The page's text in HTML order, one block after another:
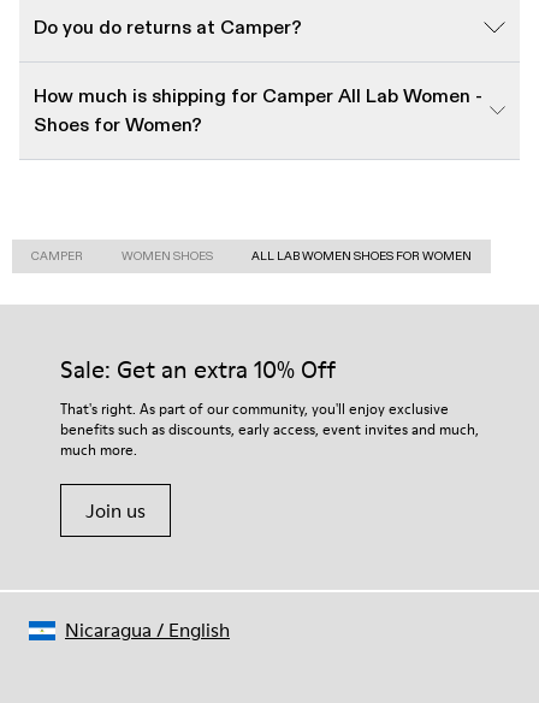
Do you do returns at Camper?
How much is shipping for Camper All Lab Women -
Shoes for Women?
CAMPER WOMEN SHOES ALL LAB WOMEN SHOES FOR WOMEN
Sale: Get an extra 10% Off
That's right. As part of our community, you'll enjoy exclusive
benefits such as discounts, early access, event invites and much,
much more.
Join us
Nicaragua / English